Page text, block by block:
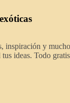
inspiración y
ideas. Todo